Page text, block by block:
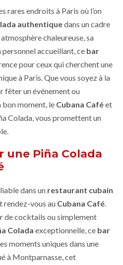
rares endroits à Paris où l’on
authentiquedans un cadre
chaleureuse, sa
accueillant, ce bar
pour ceux qui cherchent une
à Paris. Que vous soyez à la
fêter un événement ou
bon moment, le Cubana Caféet
Colada, vous promettent un
une Piña Colada
dans un restaurant cubain
rendez-vous au Cubana Café.
de cocktails ou simplement
Colada exceptionnelle, ce bar
moments uniques dans une
à Montparnasse, cet